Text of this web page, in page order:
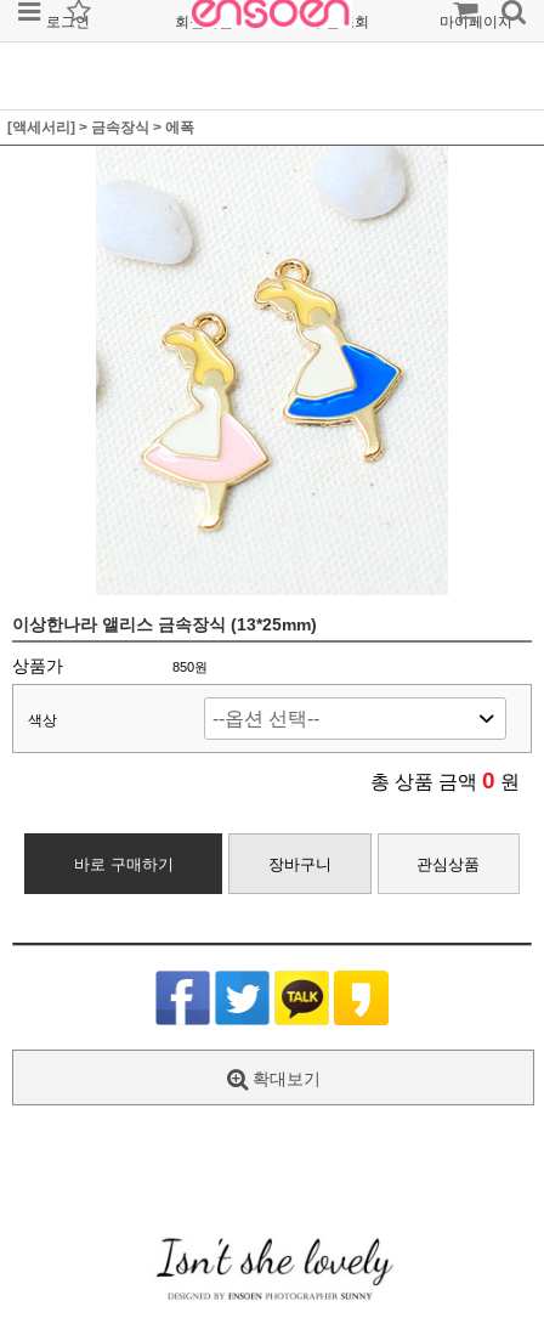
로그인 회원가입 주문조회 마이페이지
[액세서리] > 금속장식 > 에폭
이상한나라 앨리스 금속장식 (13*25mm)
상품가 850원
색상
총 상품 금액 0 원
바로 구매하기 장바구니 관심상품
확대보기